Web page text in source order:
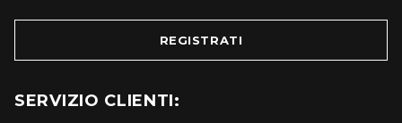
REGISTRATI
SERVIZIO CLIENTI: